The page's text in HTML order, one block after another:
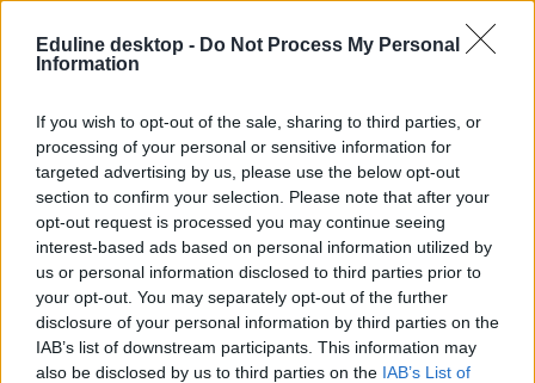
Eduline desktop - Do Not Process My Personal
Information
If you wish to opt-out of the sale, sharing to third parties, or
processing of your personal or sensitive information for
targeted advertising by us, please use the below opt-out
section to confirm your selection. Please note that after your
opt-out request is processed you may continue seeing
interest-based ads based on personal information utilized by
us or personal information disclosed to third parties prior to
your opt-out. You may separately opt-out of the further
disclosure of your personal information by third parties on the
IAB’s list of downstream participants. This information may
also be disclosed by us to third parties on the IAB’s List of
őszi érettségi
érettségi eredmények
őszi érettségi 2025